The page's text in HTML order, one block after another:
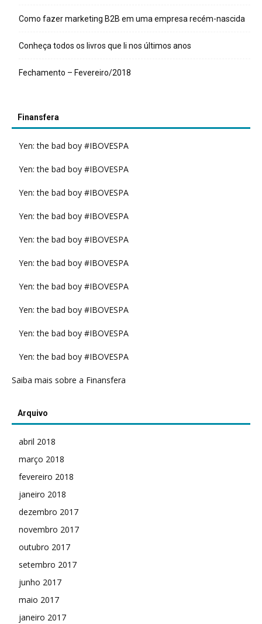
Como fazer marketing B2B em uma empresa recém-nascida
Conheça todos os livros que li nos últimos anos
Fechamento – Fevereiro/2018
Finansfera
Yen: the bad boy #IBOVESPA
Yen: the bad boy #IBOVESPA
Yen: the bad boy #IBOVESPA
Yen: the bad boy #IBOVESPA
Yen: the bad boy #IBOVESPA
Yen: the bad boy #IBOVESPA
Yen: the bad boy #IBOVESPA
Yen: the bad boy #IBOVESPA
Yen: the bad boy #IBOVESPA
Yen: the bad boy #IBOVESPA
Saiba mais sobre a Finansfera
Arquivo
abril 2018
março 2018
fevereiro 2018
janeiro 2018
dezembro 2017
novembro 2017
outubro 2017
setembro 2017
junho 2017
maio 2017
janeiro 2017